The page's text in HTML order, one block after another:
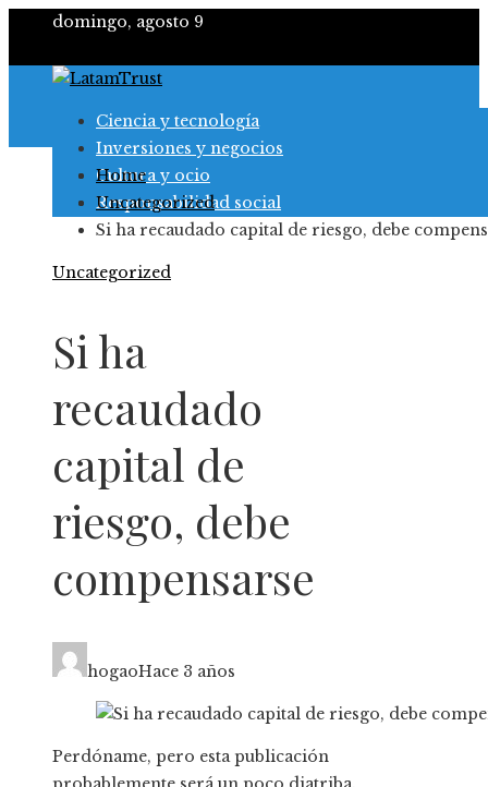
domingo, agosto 9
Ciencia y tecnología
Inversiones y negocios
Cultura y ocio
Responsabilidad social
Home
Uncategorized
Si ha recaudado capital de riesgo, debe
Uncategorized
Si ha
recaudado
capital de
riesgo, debe
compensarse
hogaoHace 3 años
Perdóname, pero esta publicación